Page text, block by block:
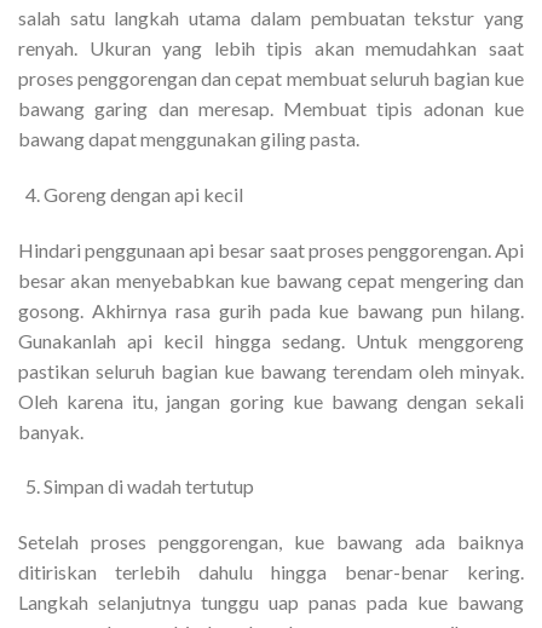
salah satu langkah utama dalam pembuatan tekstur yang
renyah. Ukuran yang lebih tipis akan memudahkan saat
proses penggorengan dan cepat membuat seluruh bagian kue
bawang garing dan meresap. Membuat tipis adonan kue
bawang dapat menggunakan giling pasta.
Goreng dengan api kecil
Hindari penggunaan api besar saat proses penggorengan. Api
besar akan menyebabkan kue bawang cepat mengering dan
gosong. Akhirnya rasa gurih pada kue bawang pun hilang.
Gunakanlah api kecil hingga sedang. Untuk menggoreng
pastikan seluruh bagian kue bawang terendam oleh minyak.
Oleh karena itu, jangan goring kue bawang dengan sekali
banyak.
Simpan di wadah tertutup
Setelah proses penggorengan, kue bawang ada baiknya
ditiriskan terlebih dahulu hingga benar-benar kering.
Langkah selanjutnya tunggu uap panas pada kue bawang